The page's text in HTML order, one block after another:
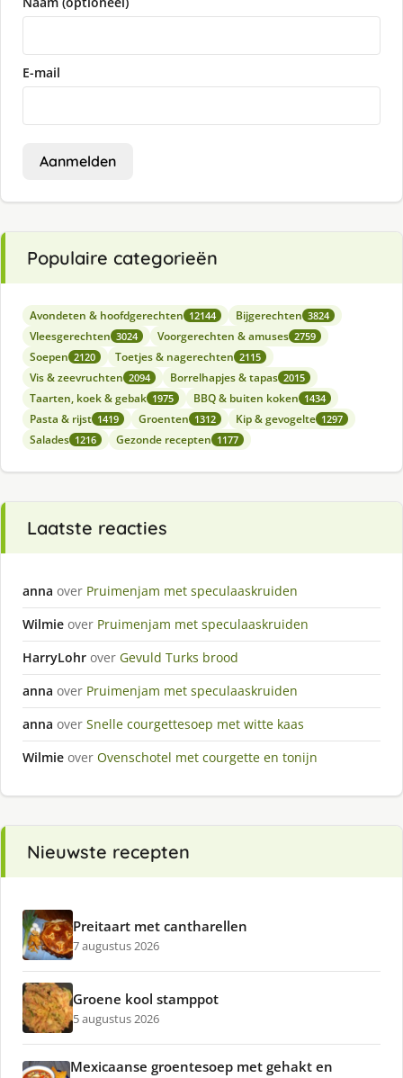
E-mail
Aanmelden
Populaire categorieën
Avondeten & hoofdgerechten 12144 Bijgerechten 3824
Vleesgerechten 3024 Voorgerechten & amuses 2759
Soepen 2120 Toetjes & nagerechten 2115
Vis & zeevruchten 2094 Borrelhapjes & tapas 2015
Taarten, koek & gebak 1975 BBQ & buiten koken 1434
Pasta & rijst 1419 Groenten 1312 Kip & gevogelte 1297
Salades 1216 Gezonde recepten 1177
Laatste reacties
anna over Pruimenjam met speculaaskruiden
Wilmie over Pruimenjam met speculaaskruiden
HarryLohr over Gevuld Turks brood
anna over Pruimenjam met speculaaskruiden
anna over Snelle courgettesoep met witte kaas
Wilmie over Ovenschotel met courgette en tonijn
Nieuwste recepten
Preitaart met cantharellen
7 augustus 2026
Groene kool stamppot
5 augustus 2026
Mexicaanse groentesoep met gehakt en